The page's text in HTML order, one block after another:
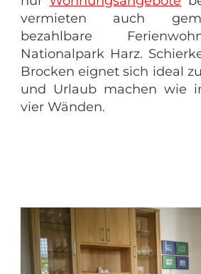
vermieten auch
bezahlbare
Nationalpark Harz.
Brocken eignet sich ideal
und Urlaub machen wie
vier Wänden.